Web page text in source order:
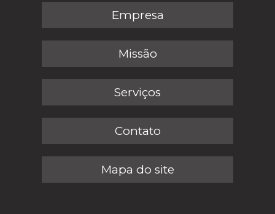
Empresa
Missão
Serviços
Contato
Mapa do site